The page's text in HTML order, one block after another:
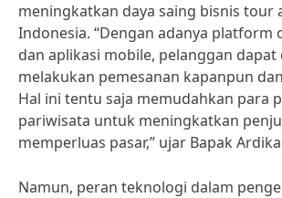
meningkatkan daya saing bisnis tour
Indonesia. “Dengan adanya platform
dan aplikasi mobile, pelanggan
melakukan pemesanan kapanpun
Hal ini tentu saja memudahkan para
pariwisata untuk meningkatkan
memperluas pasar,” ujar Bapak
Namun, peran teknologi dalam